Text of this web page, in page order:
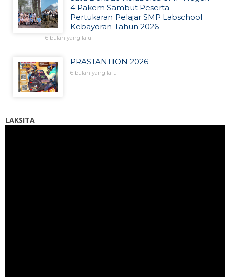
4 Pakem Sambut Peserta
Pertukaran Pelajar SMP Labschool
Kebayoran Tahun 2026
6 bulan yang lalu
PRASTANTION 2026
6 bulan yang lalu
LAKSITA